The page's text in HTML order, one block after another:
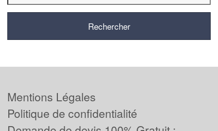
Mentions Légales
Politique de confidentialité